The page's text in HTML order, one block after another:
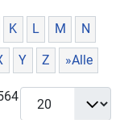
K L M N
Y Z »Alle